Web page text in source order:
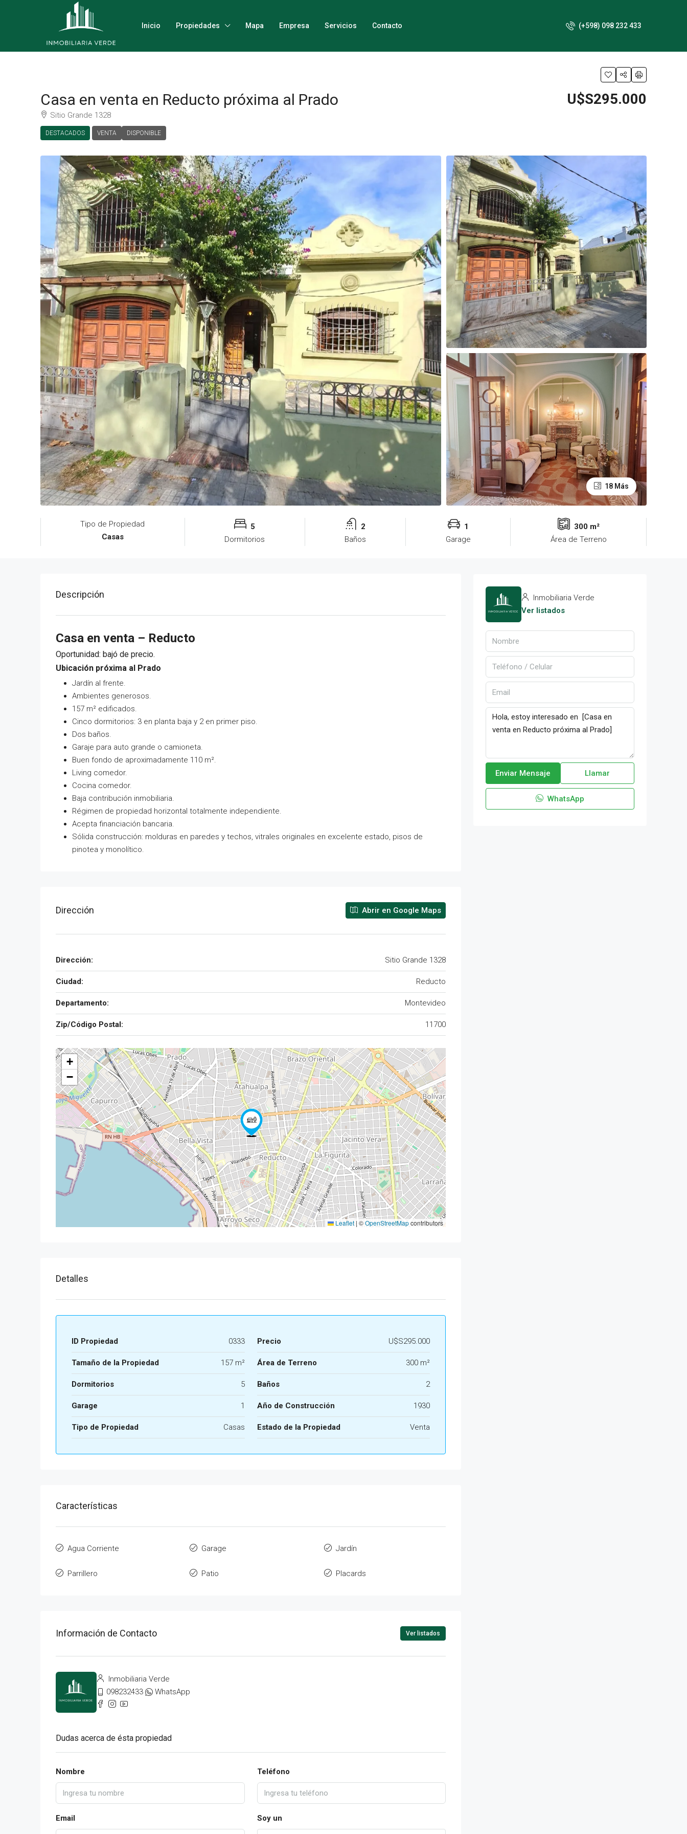
Inicio Propiedades Mapa Empresa Servicios Contacto (+598) 098 232 433
Casa en venta en Reducto próxima al Prado
Sitio Grande 1328
DESTACADOS VENTA DISPONIBLE
U$S295.000
18 Más
Tipo de Propiedad
Casas
5
Dormitorios
2
Baños
1
Garage
300 m²
Área de Terreno
Descripción
Casa en venta – Reducto
Oportunidad: bajó de precio.
Ubicación próxima al Prado
Jardín al frente.
Ambientes generosos.
157 m² edificados.
Cinco dormitorios: 3 en planta baja y 2 en primer piso.
Dos baños.
Garaje para auto grande o camioneta.
Buen fondo de aproximadamente 110 m².
Living comedor.
Cocina comedor.
Baja contribución inmobiliaria.
Régimen de propiedad horizontal totalmente independiente.
Acepta financiación bancaria.
Sólida construcción: molduras en paredes y techos, vitrales originales en excelente estado, pisos de
pinotea y monolítico.
Dirección Abrir en Google Maps
Dirección: Sitio Grande 1328
Ciudad: Reducto
Departamento: Montevideo
Zip/Código Postal: 11700
+
−
Leaflet | ©OpenStreetMapcontributors
Detalles
ID Propiedad 0333 Precio U$S295.000
Tamaño de la Propiedad 157 m² Área de Terreno 300 m²
Dormitorios 5 Baños 2
Garage 1 Año de Construcción 1930
Tipo de Propiedad Casas Estado de la Propiedad Venta
Características
Agua Corriente Garage Jardín
Parrillero Patio Placards
Información de Contacto Ver listados
Inmobiliaria Verde
098232433
WhatsApp
Dudas acerca de ésta propiedad
Nombre Teléfono
Email Soy un
Inmobiliaria Verde
Ver listados
Enviar Mensaje Llamar
WhatsApp